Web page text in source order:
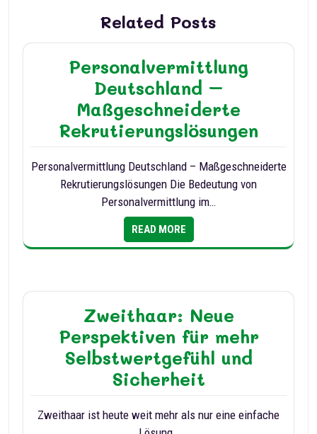
Related Posts
Personalvermittlung
Deutschland –
Maßgeschneiderte
Rekrutierungslösungen
Personalvermittlung Deutschland – Maßgeschneiderte
Rekrutierungslösungen Die Bedeutung von
Personalvermittlung im…
READ MORE
Zweithaar: Neue
Perspektiven für mehr
Selbstwertgefühl und
Sicherheit
Zweithaar ist heute weit mehr als nur eine einfache